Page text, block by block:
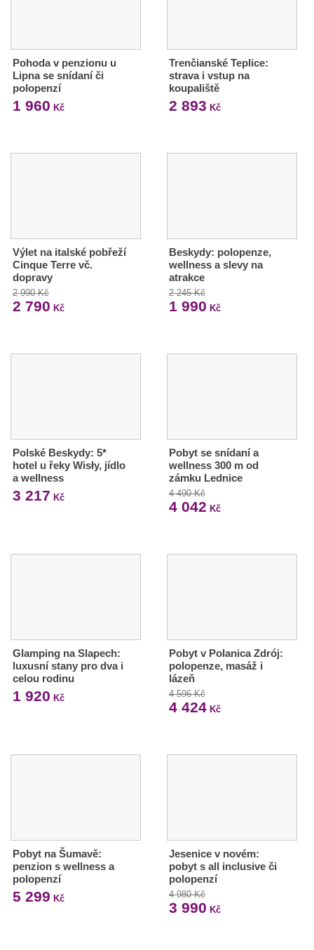
Pohoda v penzionu u
Lipna se snídaní či
polopenzí
1 960 Kč
Trenčianské Teplice:
strava i vstup na
koupaliště
2 893 Kč
Výlet na italské pobřeží
Cinque Terre vč.
dopravy
2 990 Kč
2 790 Kč
Beskydy: polopenze,
wellness a slevy na
atrakce
2 245 Kč
1 990 Kč
Polské Beskydy: 5*
hotel u řeky Wisły, jídlo
a wellness
3 217 Kč
Pobyt se snídaní a
wellness 300 m od
zámku Lednice
4 490 Kč
4 042 Kč
Glamping na Slapech:
luxusní stany pro dva i
celou rodinu
1 920 Kč
Pobyt v Polanica Zdrój:
polopenze, masáž i
lázeň
4 596 Kč
4 424Kč
Pobyt na Šumavě:
penzion s wellness a
polopenzí
5 299 Kč
Jesenice v novém:
pobyt s all inclusive či
polopenzí
4 980 Kč
3 990 Kč